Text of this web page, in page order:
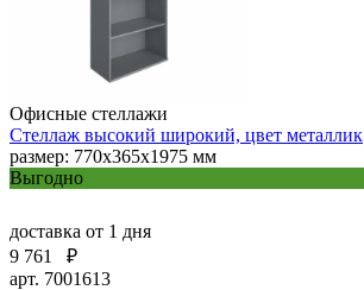
Офисные стеллажи
Стеллаж высокий широкий, цвет металлик
размер: 770х365х1975 мм
Выгодно
доставка от 1 дня
9 761
₽
арт. 7001613